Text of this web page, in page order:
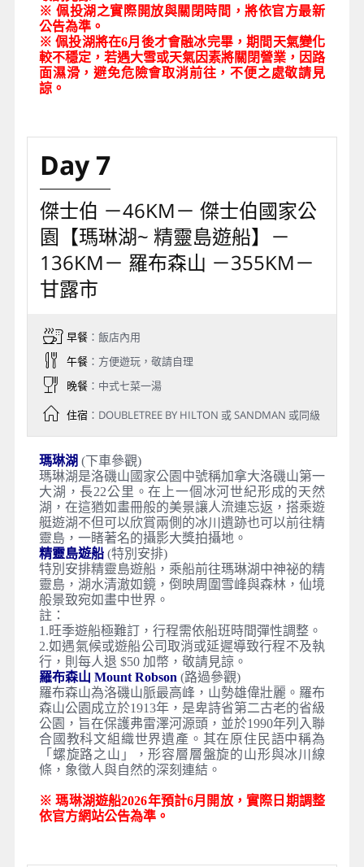
※ 佩投湖之實際開放與關閉時間，將依官方最新
公告為準。
※ 佩投湖將在6月後才會融冰完畢，期間天氣變化
較不穩定，若遇大雪或天氣因素將關閉營業，因路
面濕滑，避免危險會取消前往，不便之處敬請見
諒。
Day 7
傑士伯 －46KM－ 傑士伯國家公
園【瑪琳湖~ 精靈島遊船】－
136KM－ 羅布森山 －355KM－
甘露市
早餐：飯店內用
午餐：方便遊玩，敬請自理
晚餐：中式七菜一湯
住宿：DOUBLETREE BY HILTON 或 SANDMAN 或同級
瑪琳湖 (下車參觀)
瑪琳湖是洛磯山國家公園中號稱加拿大洛磯山第一
大湖，長22公里。在上一個冰河世紀形成的天然
湖，在這猶如畫冊般的美景讓人流連忘返，搭乘遊
艇遊湖不但可以欣賞兩側的冰川遺跡也可以前往精
靈島，一睹著名的攝影大獎拍攝地。
精靈島遊船(特別安排)
特別安排精靈島遊船，乘船前往瑪琳湖中神祕的精
靈島，湖水清澈如鏡，倒映周圍雪峰與森林，仙境
般景致宛如畫中世界。
註：
1.旺季遊船極難訂，行程需依船班時間彈性調整。
2.如遇氣候或遊船公司取消或延遲導致行程不及執
行，則每人退 $50 加幣，敬請見諒。
羅布森山 Mount Robson (路過參觀)
羅布森山為洛磯山脈最高峰，山勢雄偉壯麗。羅布
森山公園成立於1913年，是卑詩省第二古老的省級
公園，旨在保護弗雷澤河源頭，並於1990年列入聯
合國教科文組織世界遺產。其在原住民語中稱為
「螺旋路之山」，形容層層盤旋的山形與冰川線
條，象徵人與自然的深刻連結。
※ 瑪琳湖遊船2026年預計6月開放，實際日期調整
依官方網站公告為準。